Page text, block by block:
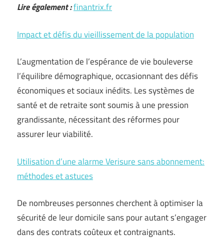
Lire également :finantrix.fr
Impact et défis du vieillissement de la population
L’augmentation de l’espérance de vie bouleverse
l’équilibre démographique, occasionnant des défis
économiques et sociaux inédits. Les systèmes de
santé et de retraite sont soumis à une pression
grandissante, nécessitant des réformes pour
assurer leur viabilité.
Utilisation d’une alarme Verisure sans abonnement:
méthodes et astuces
De nombreuses personnes cherchent à optimiser la
sécurité de leur domicile sans pour autant s’engager
dans des contrats coûteux et contraignants.